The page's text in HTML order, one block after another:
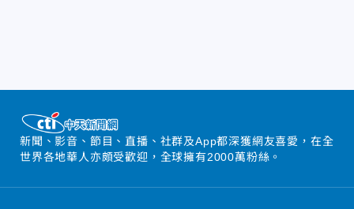
新聞、影音、節目、直播、社群及App都深獲網友喜愛，在全
世界各地華人亦頗受歡迎，全球擁有2000萬粉絲。